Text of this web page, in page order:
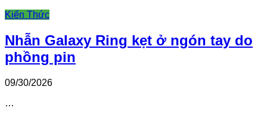
Kiến Thức
Nhẫn Galaxy Ring kẹt ở ngón tay do
phồng pin
09/30/2026
…